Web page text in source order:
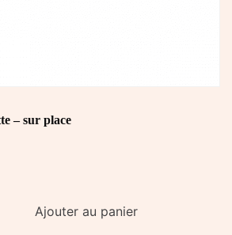
– sur place
Ajouter au panier